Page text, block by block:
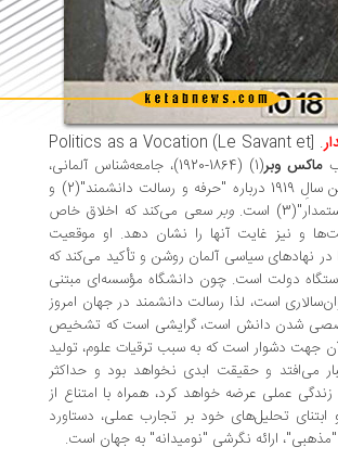
Politics as a Vocation (Le Savant
وبر
(1) (1864-1920)، ‌جامعه‌شناس آلمانی،
مجموعه‌ای از دو متن سالِ 1919 درباره "حرفه و رسالت دانشمند"(2) و
وبرسعی می‌کند که اخلاق خاص
غایت آنها را نشان دهد. او موقعیت
سیاسی آلمان روشن و تأکید می‌کند که
است. چون دانشگاه مؤسسه‌ای مبتنی
است، لذا رسالت دانشمند در جهان امروز
دانش است، گرایشی است که تشخیص
است که به سبب ترقیات علوم، تولید
و حقیقت ابدی نخواهد بود و حداکثر
عرضه خواهد کرد، همراه با امتناع از
تحلیل‌های خود بر تجارب عملی، دستاورد
ارائه نگرشی "نومیدانه" به جهان است.